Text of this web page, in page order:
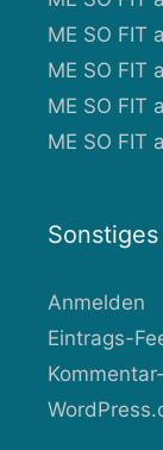
ME SO FIT
ME SO FIT
ME SO FIT
ME SO FIT
Sonstiges
Anmelden
Eintrags-